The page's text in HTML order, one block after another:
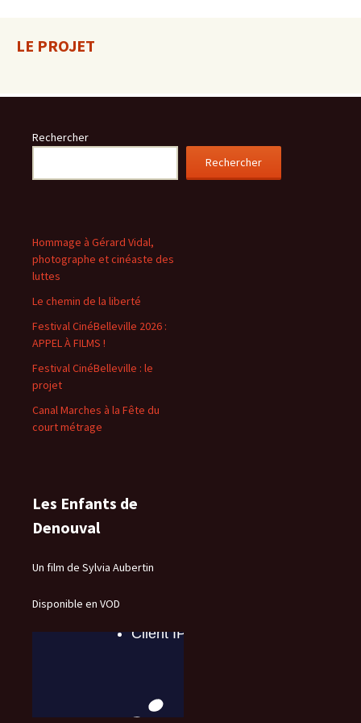
LE PROJET
Rechercher
Rechercher
Hommage à Gérard Vidal,
photographe et cinéaste des
luttes
Le chemin de la liberté
Festival CinéBelleville 2026 :
APPEL À FILMS !
Festival CinéBelleville : le
projet
Canal Marches à la Fête du
court métrage
Les Enfants de
Denouval
Un film de Sylvia Aubertin
Disponible en VOD